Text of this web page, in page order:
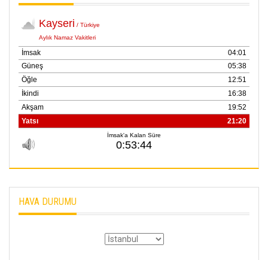
HAVA DURUMU